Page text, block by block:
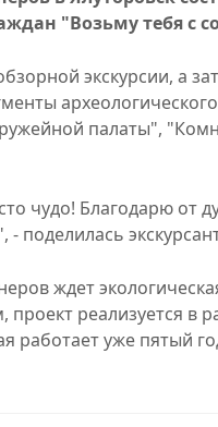
"Возьму тебя с
экскурсии, а
палаты",
чудо! Благодарю от
поделилась
ждет
реализуется в
работает уже пятый